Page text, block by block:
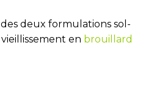
deux formulations sol-
en brouillard